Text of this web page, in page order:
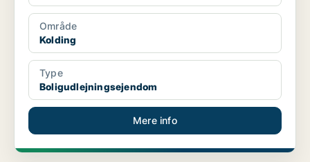
Område
Kolding
Type
Boligudlejningsejendom
Mere info